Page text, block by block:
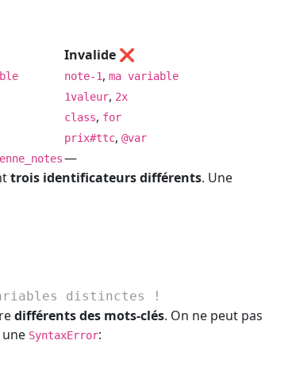
Invalide ❌
note-1, ma variable
1valeur, 2x
class, for
prix#ttc, @var
—
trois identificateurs différents. Une
distinctes !
différents des mots-clés. On ne peut pas
SyntaxError: